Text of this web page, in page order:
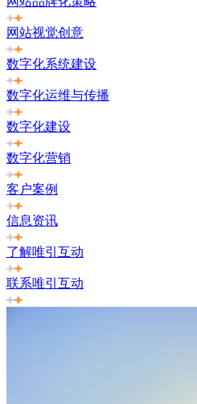
网站视觉创意
数字化系统建设
数字化运维与传播
数字化建设
数字化营销
客户案例
信息资讯
了解唯引互动
联系唯引互动